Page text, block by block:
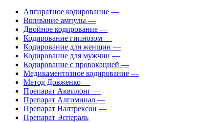
Аппаратное кодирование —
Вшивание ампулы —
Двойное кодирование —
Кодирование гипнозом —
Кодирование для женщин —
Кодирование для мужчин —
Кодирование с провокацией —
Медикаментозное кодирование —
Метод Довженко —
Препарат Аквилонг —
Препарат Алгоминал —
Препарат Налтрексон —
Препарат Эспераль